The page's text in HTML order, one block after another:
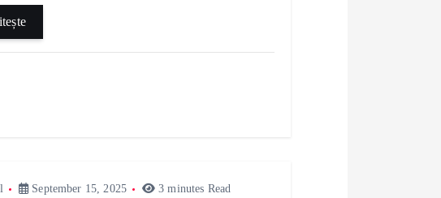
September 15, 2025 3 minutes Read